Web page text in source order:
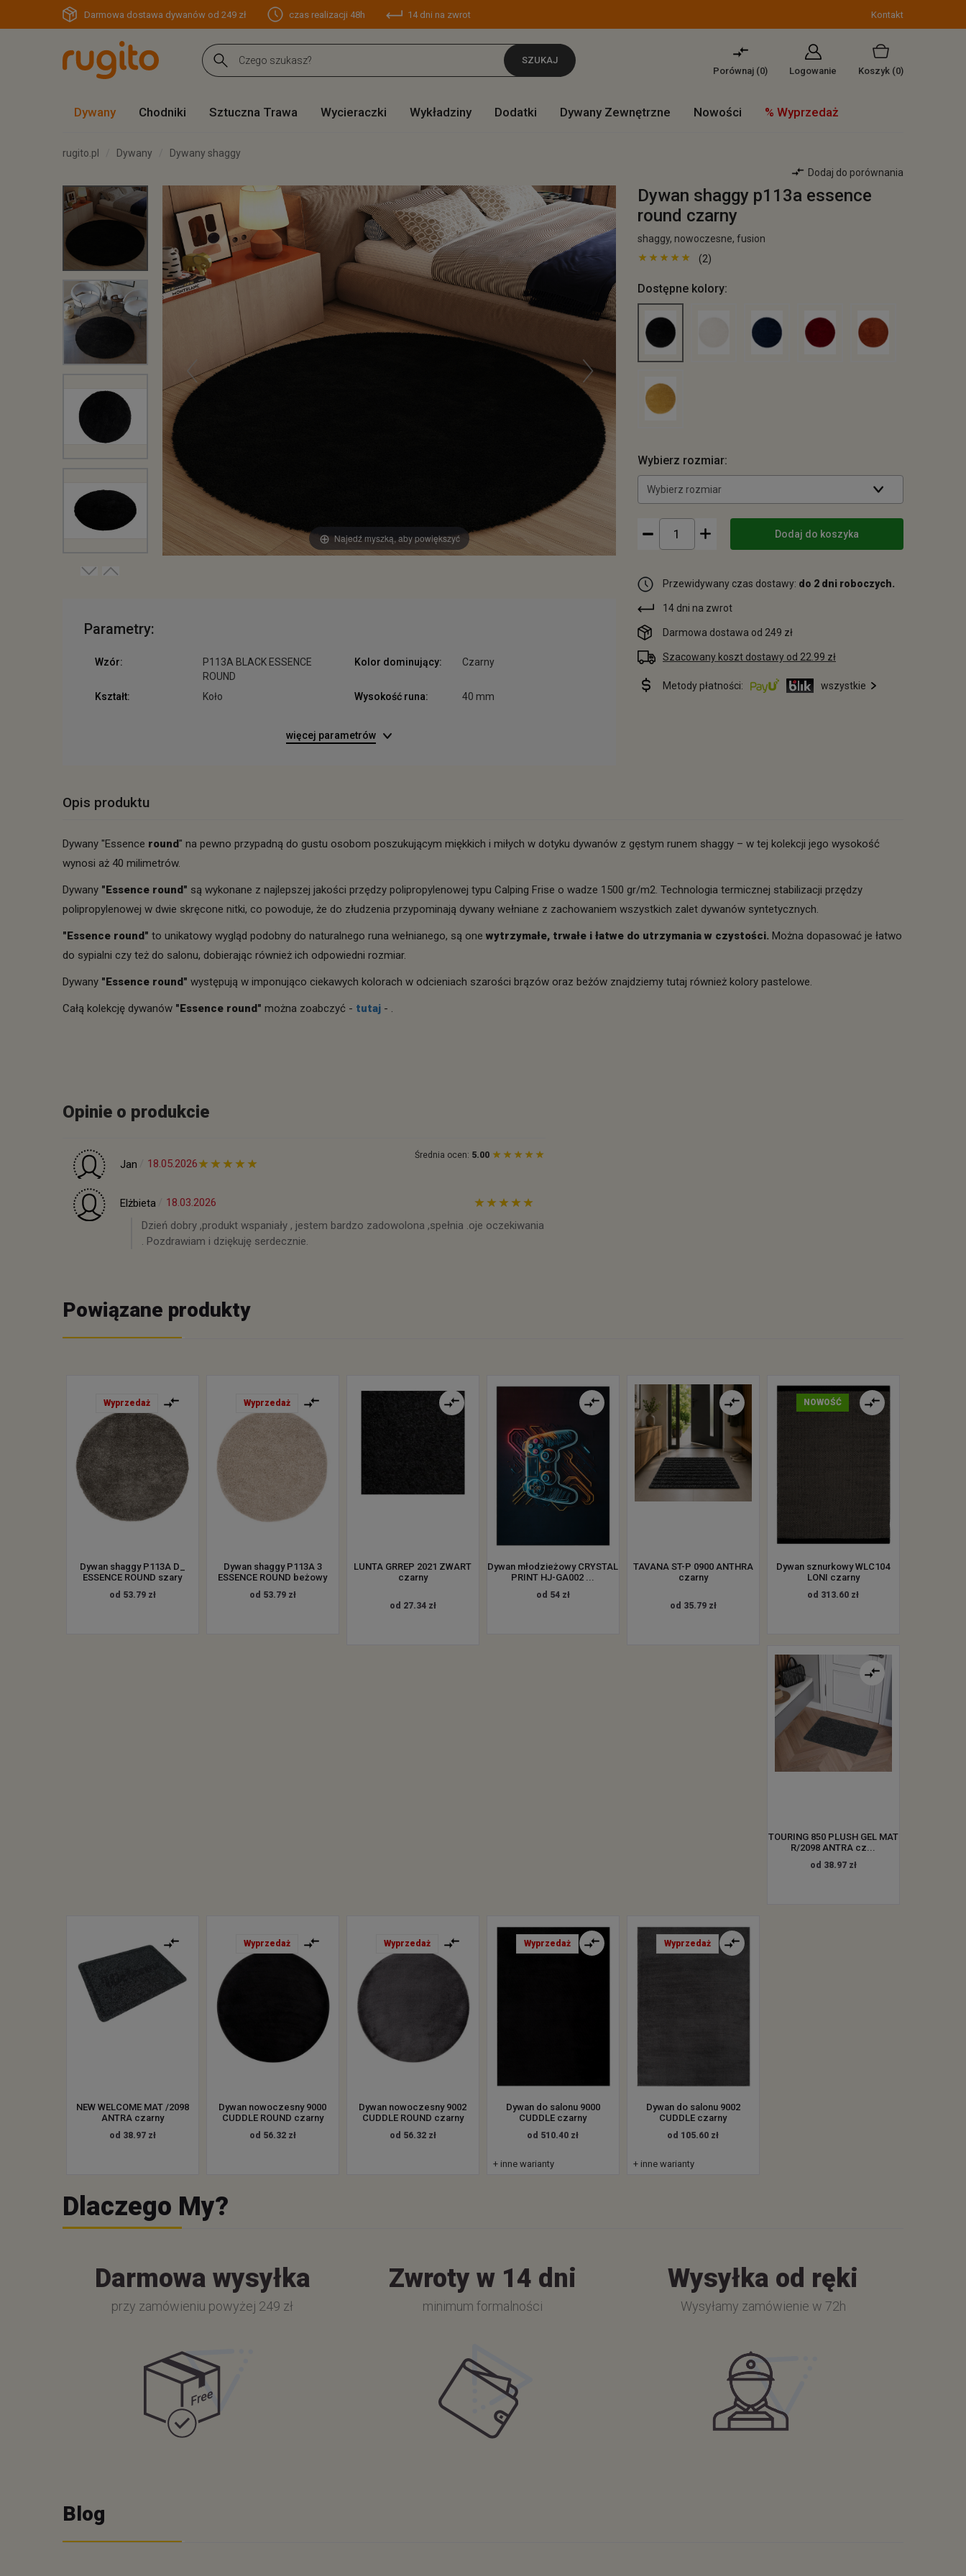
Darmowa dostawa dywanów od 249 zł czas realizacji 48h 14 dni na zwrot Kontakt
SZUKAJ
Porównaj (0) Logowanie Koszyk (0)
Dywany Chodniki Sztuczna Trawa Wycieraczki Wykładziny Dodatki Dywany Zewnętrzne Nowości % Wyprzedaż
rugito.pl Dywany Dywany shaggy
Najedź myszką, aby powiększyć
Parametry:
Wzór:
P113A BLACK ESSENCE
ROUND
Kolor dominujący: Czarny
Kształt: Koło Wysokość runa: 40 mm
więcej parametrów
Dodaj do porównania
Dywan shaggy p113a essence
round czarny
shaggy, nowoczesne, fusion
(2)
Dostępne kolory:
Wybierz rozmiar:
Wybierz rozmiar
Dodaj do koszyka
Przewidywany czas dostawy: do 2 dni roboczych.
14 dni na zwrot
Darmowa dostawa od 249 zł
Szacowany koszt dostawy od 22.99 zł
Metody płatności: wszystkie
Opis produktu
Dywany "Essence round" na pewno przypadną do gustu osobom poszukującym miękkich i miłych w dotyku dywanów z gęstym runem shaggy – w tej kolekcji jego wysokość
wynosi aż 40 milimetrów.
Dywany "Essence round" są wykonane z najlepszej jakości przędzy polipropylenowej typu Calping Frise o wadze 1500 gr/m2. Technologia termicznej stabilizacji przędzy
polipropylenowej w dwie skręcone nitki, co powoduje, że do złudzenia przypominają dywany wełniane z zachowaniem wszystkich zalet dywanów syntetycznych.
"Essence round" to unikatowy wygląd podobny do naturalnego runa wełnianego, są one wytrzymałe, trwałe i łatwe do utrzymania w czystości. Można dopasować je łatwo
do sypialni czy też do salonu, dobierając również ich odpowiedni rozmiar.
Dywany "Essence round" występują w imponująco ciekawych kolorach w odcieniach szarości brązów oraz beżów znajdziemy tutaj również kolory pastelowe.
Całą kolekcję dywanów "Essence round" można zoabczyć - tutaj - .
Opinie o produkcie
Średnia ocen: 5.00
Jan 18.05.2026
Elżbieta
18.03.2026
Dzień dobry ,produkt wspaniały , jestem bardzo zadowolona ,spełnia .oje oczekiwania
. Pozdrawiam i dziękuję serdecznie.
Powiązane produkty
Wyprzedaż
Dywan shaggy P113A D_
ESSENCE ROUND szary
od 53.79 zł
Wyprzedaż
Dywan shaggy P113A 3
ESSENCE ROUND beżowy
od 53.79 zł
LUNTA GRREP 2021 ZWART
czarny
od 27.34 zł
Dywan młodzieżowy CRYSTAL
PRINT HJ-GA002 ...
od 54 zł
TAVANA ST-P 0900 ANTHRA
czarny
od 35.79 zł
NOWOŚĆ
Dywan sznurkowy WLC104
LONI czarny
od 313.60 zł
TOURING 850 PLUSH GEL MAT
R/2098 ANTRA cz...
od 38.97 zł
NEW WELCOME MAT /2098
ANTRA czarny
od 38.97 zł
Wyprzedaż
Dywan nowoczesny 9000
CUDDLE ROUND czarny
od 56.32 zł
Wyprzedaż
Dywan nowoczesny 9002
CUDDLE ROUND czarny
od 56.32 zł
Wyprzedaż
Dywan do salonu 9000
CUDDLE czarny
od 510.40 zł
+ inne warianty
Wyprzedaż
Dywan do salonu 9002
CUDDLE czarny
od 105.60 zł
+ inne warianty
Dlaczego My?
Darmowa wysyłka
przy zamówieniu powyżej 249 zł
Zwroty w 14 dni
minimum formalności
Wysyłka od ręki
Wysyłamy zamówienie w 72h
Blog